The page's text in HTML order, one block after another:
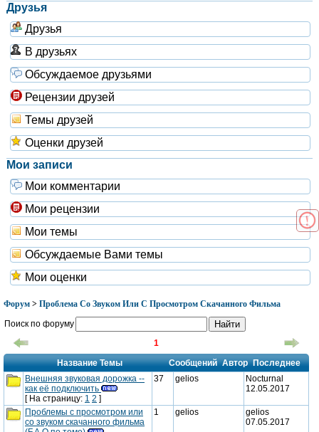
Друзья
Друзья
В друзьях
Обсуждаемое друзьями
Рецензии друзей
Темы друзей
Оценки друзей
Мои записи
Мои комментарии
Мои рецензии
Мои темы
Обсуждаемые Вами темы
Мои оценки
Форум > Проблема Со Звуком Или С Просмотром Скачанного Фильма
Поиск по форуму
1
Название Темы
Сообщений Автор Последнее
новые
сообщения
Внешняя звуковая дорожка --
как её подключить
[ На страницу: 1 2 ]
37 gelios
Nocturnal
12.05.2017
Проблемы с просмотром или
со звуком скачанного фильма
1 gelios
gelios
07.05.2017